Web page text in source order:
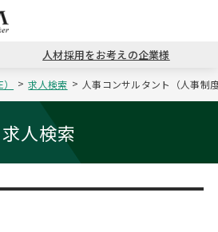
戻る
コンサ
戻る
キャリ
戻る
MBAの
戻る
日本か
戻る
パワー
人材採用をお考えの企業様
求人検索 人事コンサルタント（人事制
求人検索